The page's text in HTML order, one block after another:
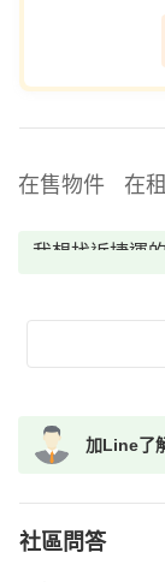
在售物件 在
我想找近捷運
我想找配備瓦
我想找具垃圾
我想找近捷運
加Line了
社區問答